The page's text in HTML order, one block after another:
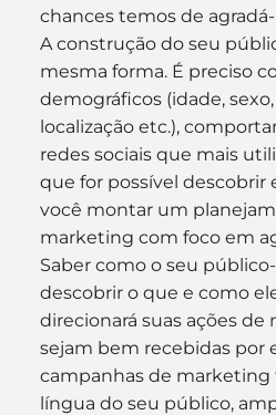
chances temos de
A construção do seu
mesma forma. É preciso
demográficos (idade,
localização etc.),
redes sociais que mais
que for possível descobrir
você montar um
marketing com foco em
Saber como o seu
descobrir o que e como
direcionará suas ações
sejam bem recebidas por
campanhas de marketing
língua do seu público,